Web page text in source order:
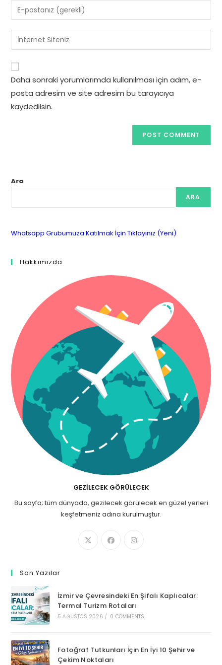
or
to
comment
Enter
your
email
address
comment
Enter
your
website
URL
(optional)
Daha sonraki yorumlarımda kullanılması için adım, e-
posta adresim ve site adresim bu tarayıcıya
kaydedilsin.
Ara
ARA
Whatsapp Grubumuza Katılmak İçin Tıklayınız (Yeni)
Hakkımızda
GEZILECEK GÖRÜLECEK
Bu sayfa; tüm dünyada, gezilecek görülecek en güzel yerleri
keşfetmeniz adına kurulmuştur.
Son Yazılar
İzmir ve Çevresindeki En Şifalı Kaplıcalar:
Termal Turizm Rotaları
5 AĞUSTOS 2026 / 0 COMMENTS
Fotoğraf Tutkunları İçin En İyi 10 Şehir ve
Çekim Noktaları